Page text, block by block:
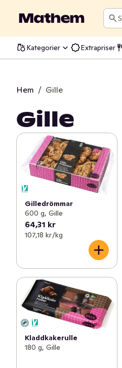
Sök
Kategorier Extrapriser
Hem / Gille
Gille
Gilledrömmar
600 g, Gille
64,31 kr
107,18 kr /kg
Kladdkakerulle
180 g, Gille